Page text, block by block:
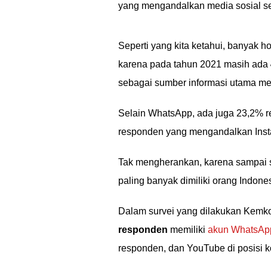
yang mengandalkan media sosial
Seperti yang kita ketahui, banyak
karena pada tahun 2021 masih ada
sebagai sumber informasi utama
Selain WhatsApp, ada juga 23,2%
responden yang mengandalkan
Tak mengherankan, karena sampai
paling banyak dimiliki orang
Dalam survei yang dilakukan
responden memiliki akun
responden, dan YouTube di posisi